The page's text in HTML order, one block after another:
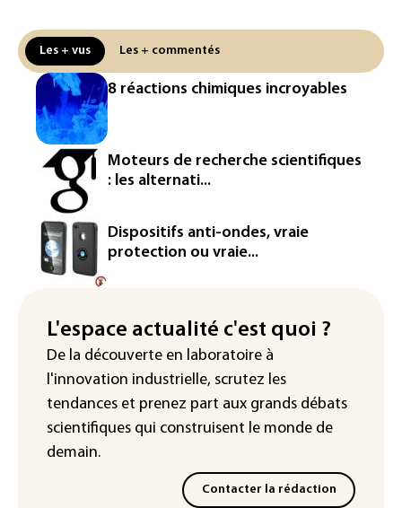
un matériau clé dominé par la Chine
Les Etats-Unis veulent contrôler la
production d'un composant des
semiconducteurs et panneaux solaires
Washington étend le contrôle des
réseaux sociaux des étrangers
demandeurs de visas
Rugby: le Stade français victime d'une
cyberattaque
Enquête ouverte après la fuite des
d'Intermarché
La Slovaquie enregistre un record
absolu de 42,2°C (services
météorologiques)
Les + vus Les + commentés
8 réactions chimiques incroyables
Moteurs de recherche scientifiques
: les alternati...
Dispositifs anti-ondes, vraie
protection ou vraie...
L'espace actualité c'est quoi ?
De la découverte en laboratoire à
l'innovation industrielle, scrutez les
tendances et prenez part aux grands débats
scientifiques qui construisent le monde de
demain.
Contacter la rédaction